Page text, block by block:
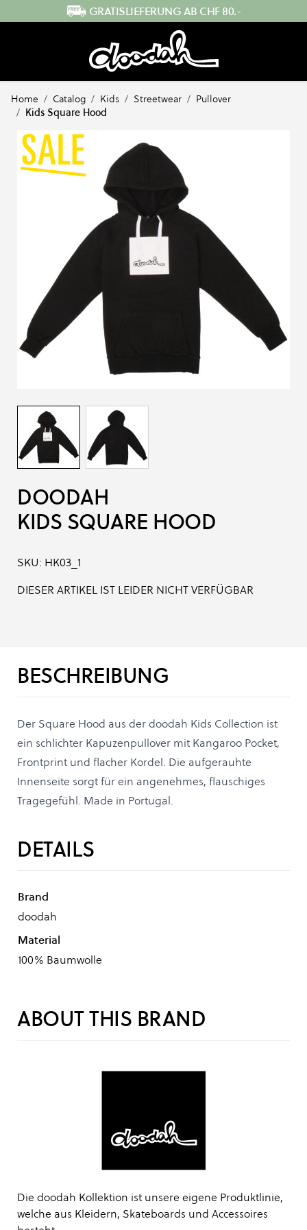
Direkt zum Inhalt SCHNELLER VERSAND AUS DER SCHWEIZ
Home / Catalog / Kids / Streetwear / Pullover
/ Kids Square Hood
DOODAH
KIDS SQUARE HOOD
SKU: HK03_1
DIESER ARTIKEL IST LEIDER NICHT VERFÜGBAR
BESCHREIBUNG
Der Square Hood aus der doodah Kids Collection ist
ein schlichter Kapuzenpullover mit Kangaroo Pocket,
Frontprint und flacher Kordel. Die aufgerauhte
Innenseite sorgt für ein angenehmes, flauschiges
Tragegefühl. Made in Portugal.
DETAILS
Brand
doodah
Material
100% Baumwolle
ABOUT THIS BRAND
Die doodah Kollektion ist unsere eigene Produktlinie,
welche aus Kleidern, Skateboards und Accessoires